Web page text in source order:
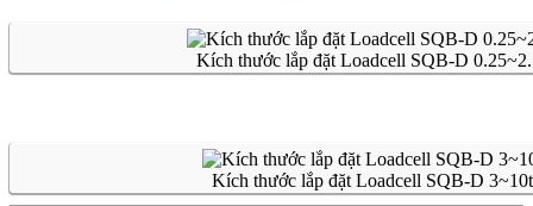
Kích thước lắp đặt Loadcell SQB-D
Kích thước lắp đặt Loadcell SQB-D 3~10t